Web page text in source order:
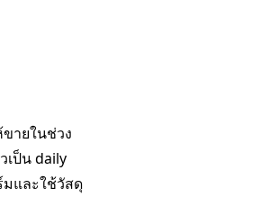
ายในช่วง
เป็น daily
และใช้วัสดุ